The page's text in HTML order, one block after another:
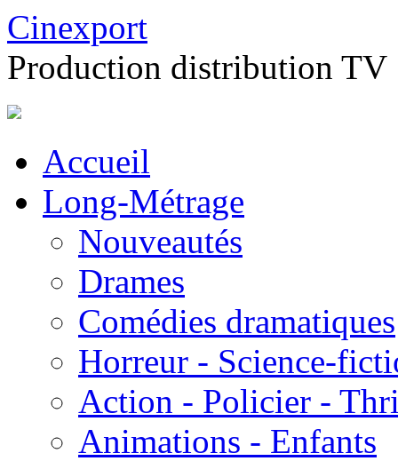
Cinexport
Production distribution TV
Accueil
Long-Métrage
Nouveautés
Drames
Comédies dramatiques
Horreur - Science-
Action - Policier -
Animations - Enfants